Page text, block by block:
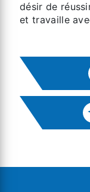
désir de
et travaille